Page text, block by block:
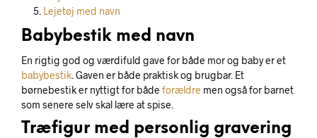
Lejetøj med navn
Babybestik med navn
En rigtig god og værdifuld gave for både mor og baby er et
babybestik . Gaven er både praktisk og brugbar. Et
børnebestik er nyttigt for både forældre men også for barnet
som senere selv skal lære at spise.
Træfigur med personlig gravering